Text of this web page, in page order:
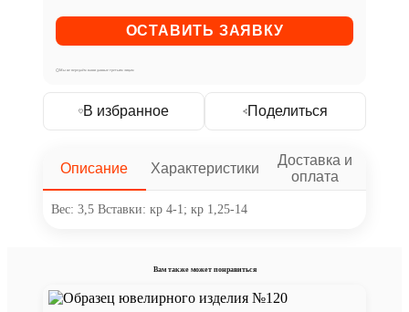
Мы не передаём ваши данные третьим лицам
В избранное Поделиться
Описание Характеристики
Доставка и
оплата
Вес: 3,5 Вставки: кр 4-1; кр 1,25-14
Вам также может понравиться